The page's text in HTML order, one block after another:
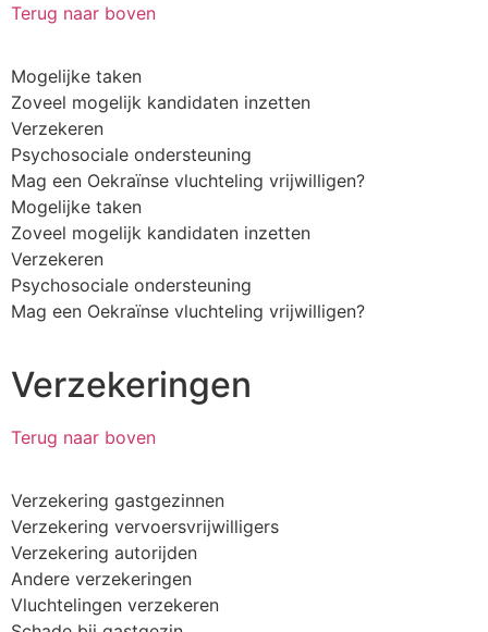
Terug naar boven
Mogelijke taken
Zoveel mogelijk kandidaten inzetten
Verzekeren
Psychosociale ondersteuning
Mag een Oekraïnse vluchteling vrijwilligen?
Mogelijke taken
Zoveel mogelijk kandidaten inzetten
Verzekeren
Psychosociale ondersteuning
Mag een Oekraïnse vluchteling vrijwilligen?
Verzekeringen
Terug naar boven
Verzekering gastgezinnen
Verzekering vervoersvrijwilligers
Verzekering autorijden
Andere verzekeringen
Vluchtelingen verzekeren